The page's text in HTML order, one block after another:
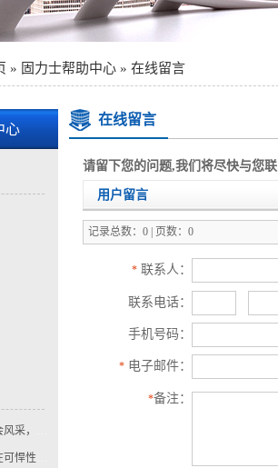
» 固力士帮助中心 » 在线留言
心
在线留言
请留下您的问题,我们将尽快与您
用户留言
记录总数：0 | 页数：0
* 联系人：
联系电话：
手机号码：
* 电子邮件：
*备注：